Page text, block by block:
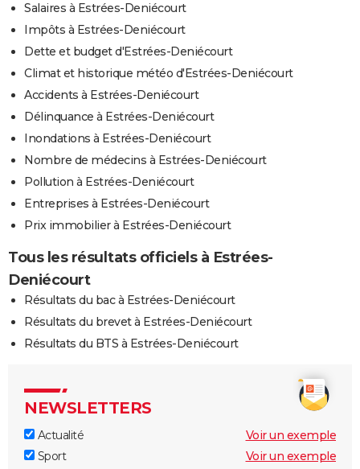
Salaires à Estrées-Deniécourt
Impôts à Estrées-Deniécourt
Dette et budget d'Estrées-Deniécourt
Climat et historique météo d'Estrées-Deniécourt
Accidents à Estrées-Deniécourt
Délinquance à Estrées-Deniécourt
Inondations à Estrées-Deniécourt
Nombre de médecins à Estrées-Deniécourt
Pollution à Estrées-Deniécourt
Entreprises à Estrées-Deniécourt
Prix immobilier à Estrées-Deniécourt
Tous les résultats officiels à Estrées-
Deniécourt
Résultats du bac à Estrées-Deniécourt
Résultats du brevet à Estrées-Deniécourt
Résultats du BTS à Estrées-Deniécourt
NEWSLETTERS
Actualité
Voir un exemple
Sport
Voir un exemple